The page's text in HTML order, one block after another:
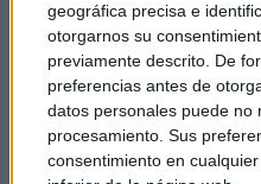
geográfica precisa e
otorgarnos su
previamente descrito. De
preferencias antes de
datos personales puede no
procesamiento. Sus
consentimiento en